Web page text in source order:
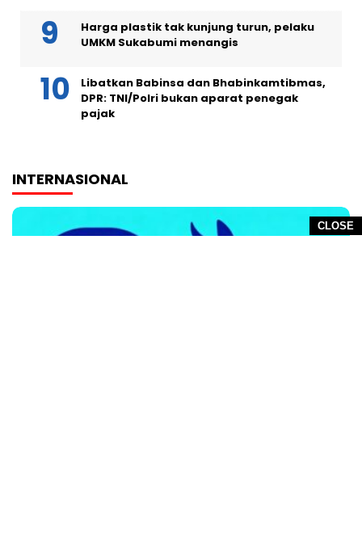
CLOSE
Harga plastik tak kunjung turun, pelaku
UMKM Sukabumi menangis
Libatkan Babinsa dan Bhabinkamtibmas,
DPR: TNI/Polri bukan aparat penegak
pajak
INTERNASIONAL